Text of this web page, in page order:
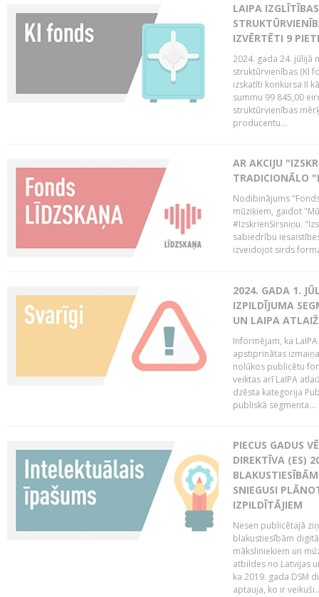
LAIPA
IZVĒRTĒTI 9
2024. gada 24. jūlijā
struktūrvienības (KI
izskatīti konkursa II
summu 99 845,00
struktūrvienības
producentu...
AR AKCIJU
TRADICIONĀLO
Nodibinājums
mūziķiem, gaidot
#IzskrienSirsniņu.
sabiedrību
izveidojot sirds
2024. GADA 1.
IZPILDĪJUMA
UN LAIPA
Informējam, ka
apstiprinātas
nolūkos publicētu
veiktas arī LaIPA
dzēsta kategorija
publiskā segmenta...
PIECUS GADUS
DIREKTĪVA (ES)
SNIEGUSI
IZPILDĪTĀJIEM
Nesen publicētajā
blakustiesībām
māksliniekiem un
atbildes no Latvijas
ka 2019. gada DSM
aptauja, ko ir